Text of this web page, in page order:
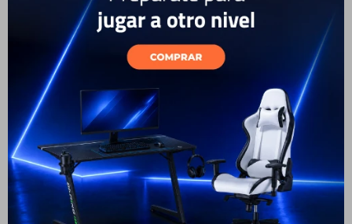
GARANTÍA: 1 AÑO
ENVÍO A TODO EL PAÍS
GARANTÍA: 1 AÑO
ENVÍO A TODO EL PAÍS